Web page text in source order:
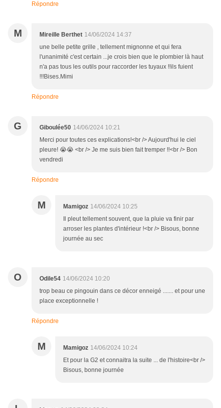
Répondre
M Mireille Berthet 14/06/2024 14:37
une belle petite grille , tellement mignonne et qui fera
l'unanimité c'est certain ...je crois bien que le plombier là haut
n'a pas tous les outils pour raccorder les tuyaux !!ils fuient
!!!Bises.Mimi
Répondre
G Giboulée50 14/06/2024 10:21
Merci pour toutes ces explications!<br /> Aujourd'hui le ciel
pleure! 😭😭 <br /> Je me suis bien fait tremper !!<br /> Bon
vendredi
Répondre
M Mamigoz 14/06/2024 10:25
Il pleut tellement souvent, que la pluie va finir par
arroser les plantes d'intérieur !<br /> Bisous, bonne
journée au sec
O Odile54 14/06/2024 10:20
trop beau ce pingouin dans ce décor enneigé ....... et pour une
place exceptionnelle !
Répondre
M Mamigoz 14/06/2024 10:24
Et pour la G2 et connaitra la suite ... de l'histoire<br />
Bisous, bonne journée